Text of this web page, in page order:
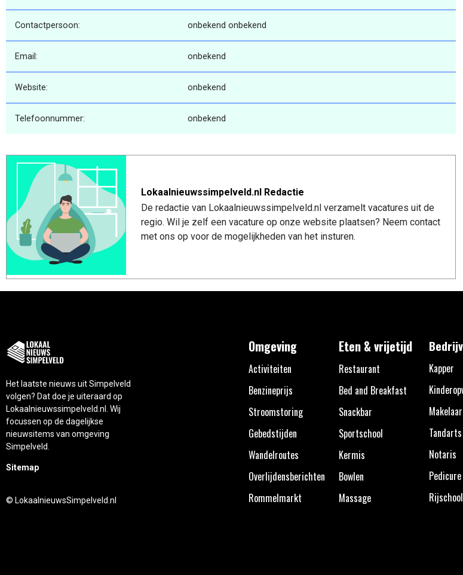
Contactpersoon: onbekend onbekend
Email: onbekend
Website: onbekend
Telefoonnummer: onbekend
Lokaalnieuwssimpelveld.nl Redactie
De redactie van Lokaalnieuwssimpelveld.nl verzamelt vacatures uit de
regio. Wil je zelf een vacature op onze website plaatsen? Neem contact
met ons op voor de mogelijkheden van het insturen.
Het laatste nieuws uit Simpelveld
volgen? Dat doe je uiteraard op
Lokaalnieuwssimpelveld.nl. Wij
focussen op de dagelijkse
nieuwsitems van omgeving
Simpelveld.
Sitemap
© LokaalnieuwsSimpelveld.nl
Omgeving
Activiteiten
Benzineprijs
Stroomstoring
Gebedstijden
Wandelroutes
Overlijdensberichten
Rommelmarkt
Eten & vrijetijd
Restaurant
Bed and Breakfast
Snackbar
Sportschool
Kermis
Bowlen
Massage
Kapper
Makelaar
Tandarts
Notaris
Pedicure
Rijschool